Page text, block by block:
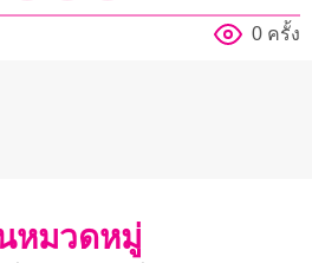
0 ครั้ง
หมวดหมู่